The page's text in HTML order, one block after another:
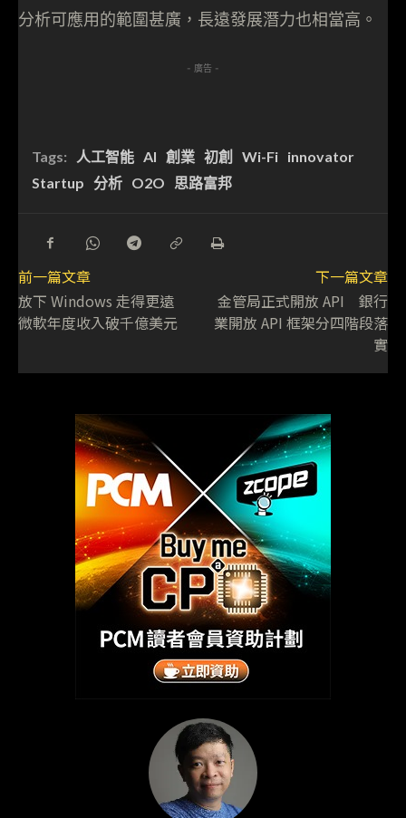
分析可應用的範圍甚廣，長遠發展潛力也相當高。
- 廣告 -
Tags: 人工智能 AI 創業 初創 Wi-Fi innovator
Startup 分析 O2O 思路富邦
前一篇文章
放下 Windows 走得更遠
微軟年度收入破千億美元
下一篇文章
金管局正式開放 API 銀行
業開放 API 框架分四階段落
實